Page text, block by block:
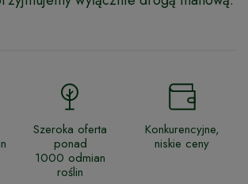
Szeroka oferta
ponad
1000 odmian
roślin
Konkurencyjne,
niskie ceny